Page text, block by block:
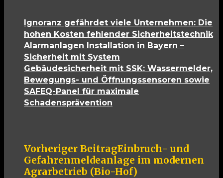
Ignoranz gefährdet viele Unternehmen: Die
hohen Kosten fehlender Sicherheitstechnik
Alarmanlagen Installation in Bayern –
Sicherheit mit System
Gebäudesicherheit mit SSK: Wassermelder,
Bewegungs- und Öffnungssensoren sowie
SAFEQ-Panel für maximale
Schadensprävention
Vorheriger BeitragEinbruch- und
Gefahrenmeldeanlage im modernen
Agrarbetrieb (Bio-Hof)